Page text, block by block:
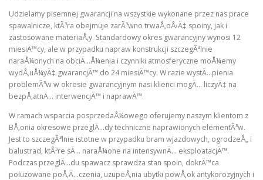
Udzielamy pisemnej gwarancji na wszystkie wykonane przez nas prace
spawalnicze, ktÃ³ra obejmuje zarÃ³wno trwaÅ‚oÅ›Ä‡ spoiny, jak i
zastosowane materiaÅ‚y. Standardowy okres gwarancyjny wynosi 12
miesiÄ™cy, ale w przypadku napraw konstrukcji szczegÃ³lnie
naraÅ¼onych na obciÄ…Å¼enia i czynniki atmosferyczne moÅ¼emy
wydÅ‚uÅ¼yÄ‡ gwarancjÄ™ do 24 miesiÄ™cy. W razie wystÄ…pienia
problemÃ³w w okresie gwarancyjnym nasi klienci mogÄ… liczyÄ‡ na
bezpÅ‚atnÄ… interwencjÄ™ i naprawÄ™.
W ramach wsparcia posprzedaÅ¼owego oferujemy naszym klientom z
BÅ‚onia okresowe przeglÄ…dy techniczne naprawionych elementÃ³w.
Jest to szczegÃ³lnie istotne w przypadku bram wjazdowych, ogrodzeÅ„ i
balustrad, ktÃ³re sÄ… naraÅ¼one na intensywnÄ… eksploatacjÄ™.
Podczas przeglÄ…du spawacz sprawdza stan spoin, dokrÄ™ca
poluzowane poÅ‚Ä…czenia, uzupeÅ‚nia ubytki powÅ‚ok antykorozyjnych i